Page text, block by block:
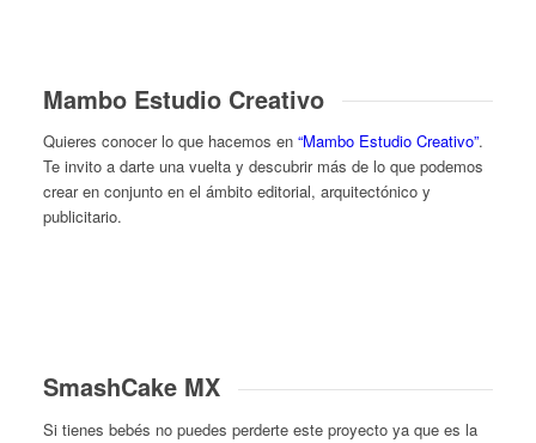
Mambo Estudio Creativo
Quieres conocer lo que hacemos en “Mambo Estudio Creativo”.
Te invito a darte una vuelta y descubrir más de lo que podemos
crear en conjunto en el ámbito editorial, arquitectónico y
publicitario.
SmashCake MX
Si tienes bebés no puedes perderte este proyecto ya que es la